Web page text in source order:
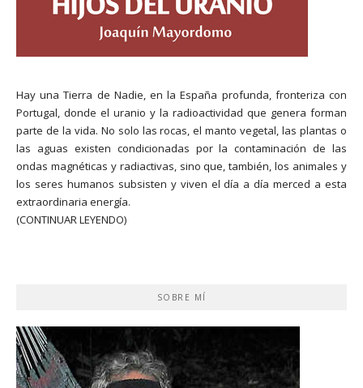
Hay una Tierra de Nadie, en la España profunda, fronteriza con
Portugal, donde el uranio y la radioactividad que genera forman
parte de la vida. No solo las rocas, el manto vegetal, las plantas o
las aguas existen condicionadas por la contaminación de las
ondas magnéticas y radiactivas, sino que, también, los animales y
los seres humanos subsisten y viven el día a día merced a esta
extraordinaria energía.
(CONTINUAR LEYENDO)
SOBRE MÍ